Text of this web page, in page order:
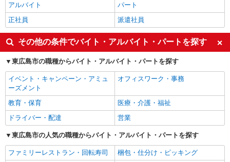
アルバイト
パート
正社員
派遣社員
その他の条件でバイト・アルバイト・パートを探す
東広島市の職種からバイト・アルバイト・パートを探す
イベント・キャンペーン・アミュ
ーズメント
オフィスワーク・事務
教育・保育
医療・介護・福祉
ドライバー・配達
営業
東広島市の人気の職種からバイト・アルバイト・パートを探す
ファミリーレストラン・回転寿司
梱包・仕分け・ピッキング